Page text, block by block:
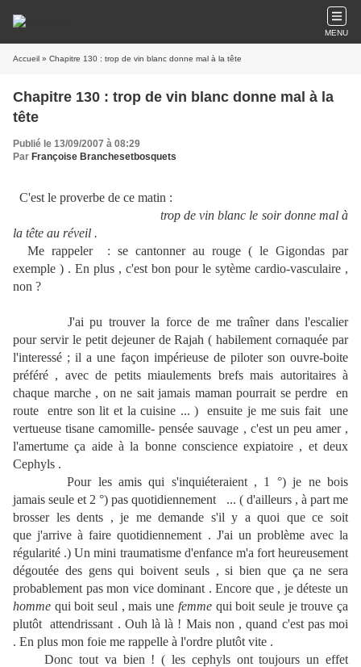
MENU
Accueil » Chapitre 130 : trop de vin blanc donne mal à la tête
Chapitre 130 : trop de vin blanc donne mal à la
tête
Publié le 13/09/2007 à 08:29
Par Françoise Branchesetbosquets
C'est le proverbe de ce matin :
trop de vin blanc le soir donne mal à
la tête au réveil .
Me rappeler : se cantonner au rouge ( le Gigondas par
exemple ) . En plus , c'est bon pour le sytème cardio-vasculaire ,
non ?
J'ai pu trouver la force de me traîner dans l'escalier
pour servir le petit dejeuner de Rajah ( habilement cornaquée par
l'interessé ; il a une façon impérieuse de piloter son ouvre-boite
préféré , avec de petits miaulements brefs mais autoritaires à
chaque marche , on ne sait jamais maman pourrait se perdre en
route entre son lit et la cuisine ... ) ensuite je me suis fait une
vertueuse tisane camomille- pensée sauvage , c'est un peu amer ,
l'amertume ça aide à la bonne conscience expiatoire , et deux
Cephyls .
Pour les amis qui s'inquiéteraient , 1 °) je ne bois
jamais seule et 2 °) pas quotidiennement ... ( d'ailleurs , à part me
brosser les dents , je me demande s'il y a quoi que ce soit
que j'arrive à faire quotidiennement . J'ai un problème avec la
régularité .) Un mini traumatisme d'enfance m'a fort heureusement
dégoutée des gens qui boivent seuls , si bien que ça ne sera
probablement pas mon vice dominant . Encore que , je déteste un
homme qui boit seul , mais une femmequi boit seule je trouve ça
plutôt attendrissant . Ouh là là ! Mais non , quand c'est pas moi
. En plus mon foie me rappelle à l'ordre plutôt vite .
Donc tout va bien ! ( les cephyls ont toujours un effet